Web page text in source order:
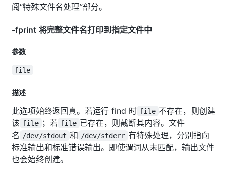
阅“特殊文件名处理”部分。
-fprint 将完整文件名打印到指定文件中
参数
file
描述
此选项始终返回真。若运行 find 时 file 不存在，则创建
该 file ；若 file 已存在，则截断其内容。文件
名 /dev/stdout 和 /dev/stderr 有特殊处理，分别指向
标准输出和标准错误输出。即使谓词从未匹配，输出文件
也会始终创建。